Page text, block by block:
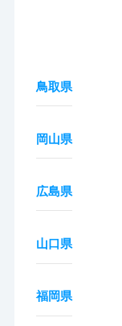
鳥取県
岡山県
広島県
山口県
福岡県